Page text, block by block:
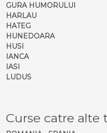
GURA HUMORULUI
HARLAU
HATEG
HUNEDOARA
HUSI
IANCA
IASI
LUDUS
Curse catre alte